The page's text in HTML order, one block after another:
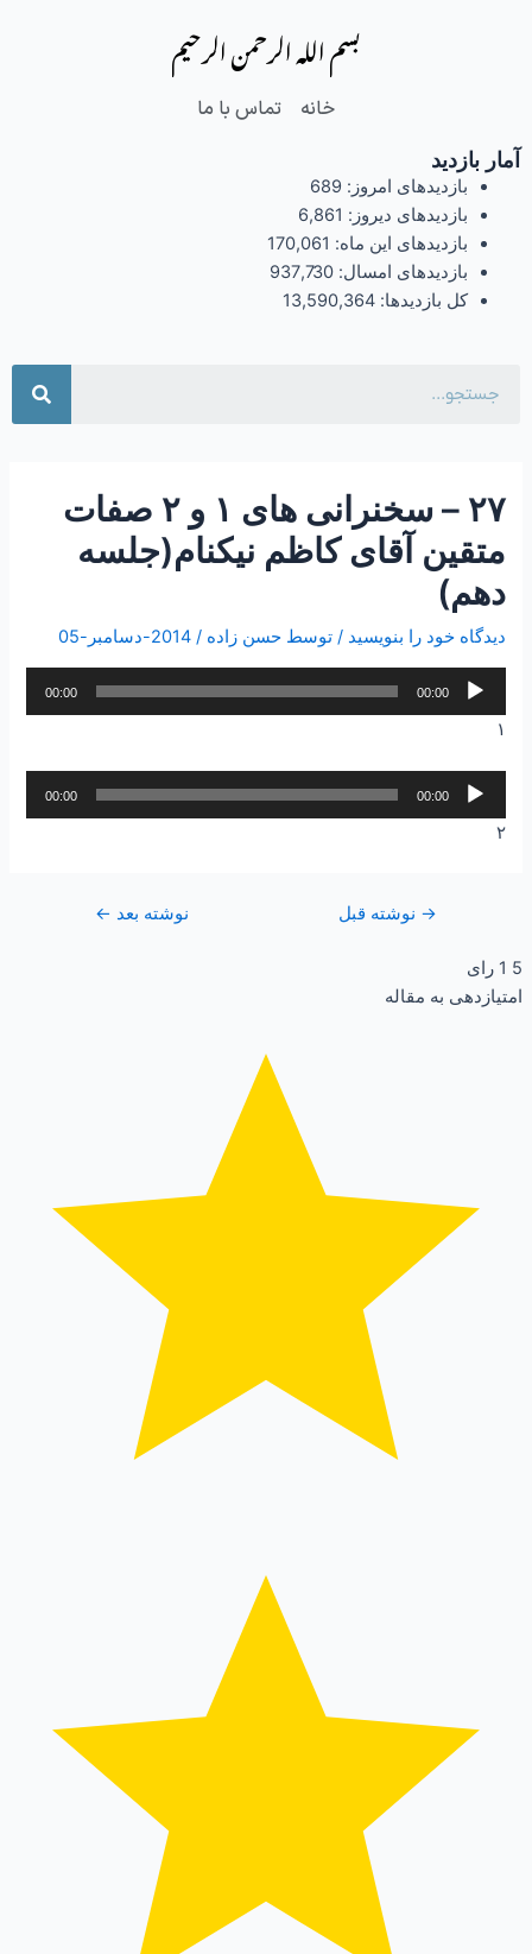
بسم الله الرحمن الرحیم
خانه تماس با ما
آمار بازدید
بازدیدهای امروز: 689
بازدیدهای دیروز: 6,861
بازدیدهای این ماه: 170,061
بازدیدهای امسال: 937,730
کل بازدیدها: 13,590,364
۲۷ – سخنرانی های ۱ و ۲ صفات
متقین آقای کاظم نیکنام(جلسه
دهم)
دیدگاه‌ خود را بنویسید / توسطحسن زاده/2014-دسامبر-05
پخش‌کننده
00:00
00:00
۱
پخش‌کننده
00:00
00:00
۲
→ نوشته قبل نوشته بعد ←
5
1 رای
امتیازدهی به مقاله